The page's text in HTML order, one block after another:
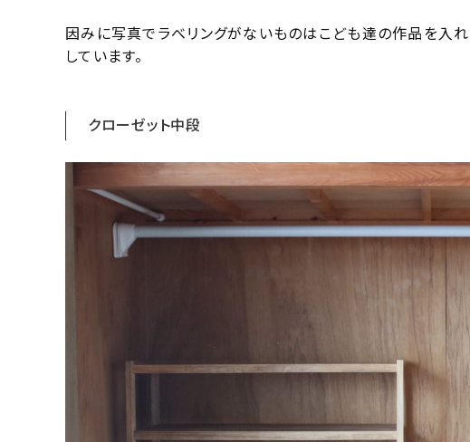
因みに写真でラべリングがないものはこども達の作品を入
しています。
クローゼット中段